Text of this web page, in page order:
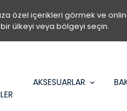
özel içerikleri görmek ve
ülkeyi veya bölgeyi seçin.
AKSESUARLAR